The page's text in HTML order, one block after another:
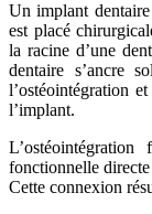
Un implant
est placé
la racine d’une
dentaire s’ancre
l’ostéointégration
l’implant.
fonctionnelle
Cette connexion